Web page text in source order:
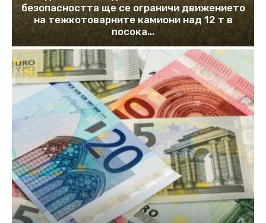
безопасността ще се ограничи движението
на тежкотоварните камиони над 12 т в
посока...